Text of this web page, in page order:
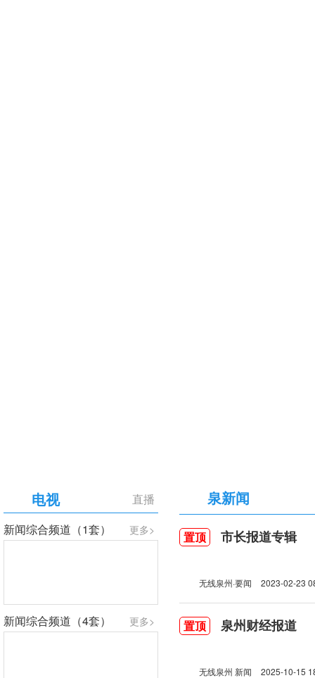
直播
电视
更多>
新闻综合频道（1套）
更多>
新闻综合频道（4套）
泉新闻
置顶 市长报道专辑
无线泉州·要闻 2023-02-23
置顶 泉州财经报道
无线泉州 新闻 2025-10-15